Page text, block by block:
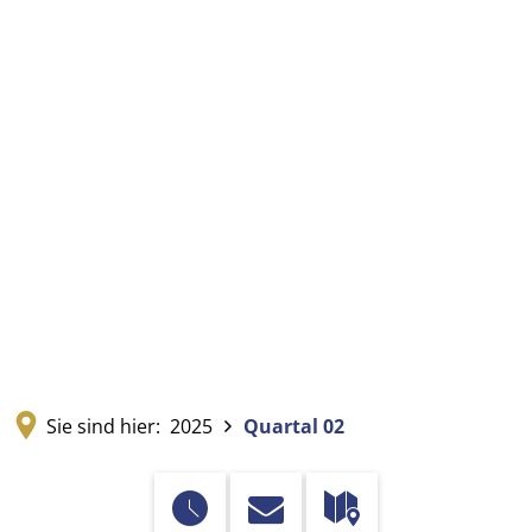
Sie sind hier: 2025 Quartal 02